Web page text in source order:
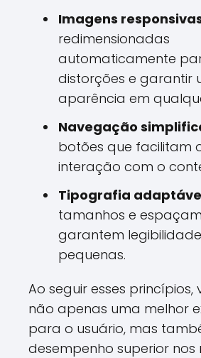
Imagens
redimensionadas
automaticamente
distorções e garantir
aparência em
Navegação
botões que facilitam
interação com o
Tipografia
tamanhos e
garantem
pequenas.
Ao seguir esses
não apenas uma melhor
para o usuário, mas
desempenho superior nos